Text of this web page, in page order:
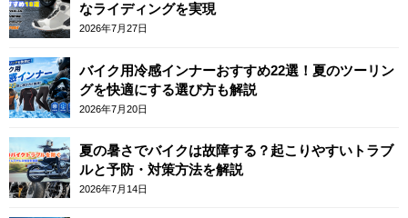
なライディングを実現
2026年7月27日
バイク用冷感インナーおすすめ22選！夏のツーリン
グを快適にする選び方も解説
2026年7月20日
夏の暑さでバイクは故障する？起こりやすいトラブ
ルと予防・対策方法を解説
2026年7月14日